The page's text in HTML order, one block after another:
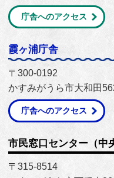
庁舎へのアクセス
霞ヶ浦庁舎
〒300-0192
かすみがうら市大和田
庁舎へのアクセス
市民窓口センター（中
〒315-8514